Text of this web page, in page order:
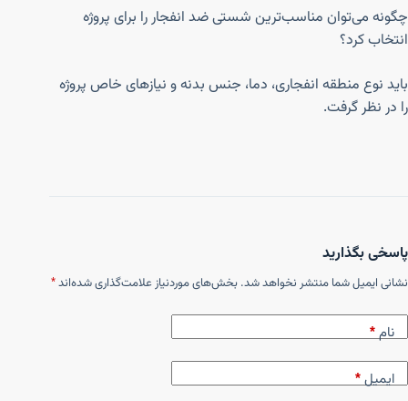
چگونه می‌توان مناسب‌ترین شستی ضد انفجار را برای پروژه
انتخاب کرد؟
باید نوع منطقه انفجاری، دما، جنس بدنه و نیازهای خاص پروژه
را در نظر گرفت.
پاسخی بگذارید
نشانی ایمیل شما منتشر نخواهد شد. بخش‌های موردنیاز علامت‌گذاری شده‌اند*
نام*
ایمیل*